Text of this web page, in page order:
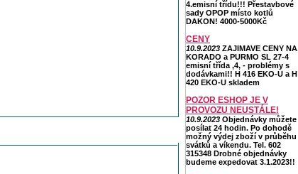
4.emisní třídu!!! Přestavbové
sady OPOP místo kotlů
DAKON! 4000-5000Kč
CENY
10.9.2023 ZAJIMAVE CENY NA
KORADO a PURMO SL 27-4
emisní třída ,4, - problémy s
dodávkami!! H 416 EKO-U a H
420 EKO-U skladem
POZOR ESHOP JE V
PROVOZU NEUSTÁLE!
10.9.2023 Objednávky můžete
posílat 24 hodin. Po dohodě
možný výdej zboží v průběhu
svátků a víkendu. Tel. 602
315348 Drobné objednávky
budeme expedovat 3.1.2023!!